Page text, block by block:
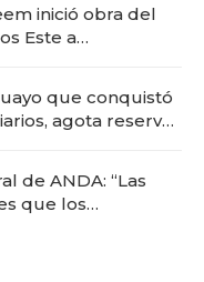
inició obra del
Este a
que conquistó
agota reservas
de ANDA: “Las
que los